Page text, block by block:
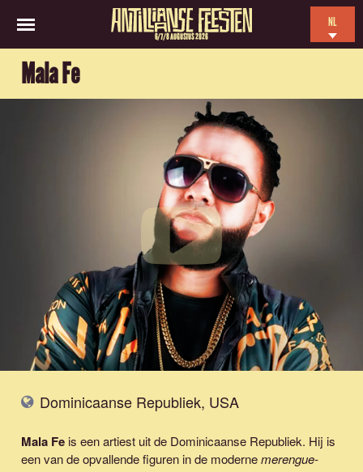
6/7/8 AUGUSTUS 2026
NL
Mala Fe
Dominicaanse Republiek, USA
Mala Fe is een artiest uit de Dominicaanse Republiek. Hij is
een van de opvallende figuren in de modernemerengue-